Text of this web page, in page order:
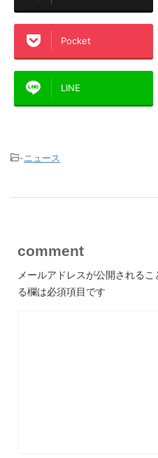
Pocket
LINE
-ニュース
comment
メールアドレスが公開されるこ
る欄は必須項目です